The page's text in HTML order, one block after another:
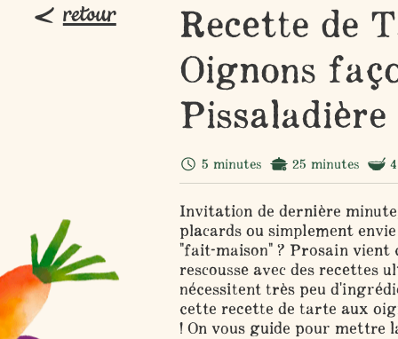
retour
Recette de
Oignons
Pissaladière
5 minutes 25 minutes
Invitation de dernière
placards ou simplement
"fait-maison" ? Prosain vient
rescousse avec des recettes
nécessitent très peu
cette recette de tarte aux
! On vous guide pour mettre